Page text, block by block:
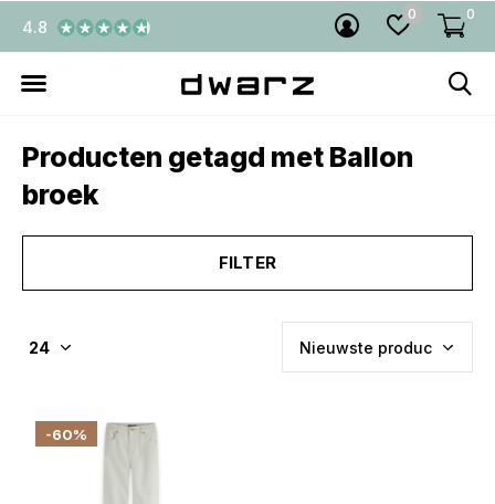
0 0
4.8
Producten getagd met Ballon
broek
FILTER
-60%